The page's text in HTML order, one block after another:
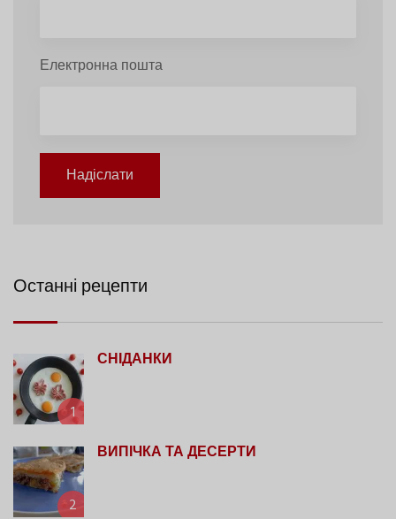
Електронна пошта
Надіслати
Останні рецепти
1
СНІДАНКИ
2
ВИПІЧКА ТА ДЕСЕРТИ